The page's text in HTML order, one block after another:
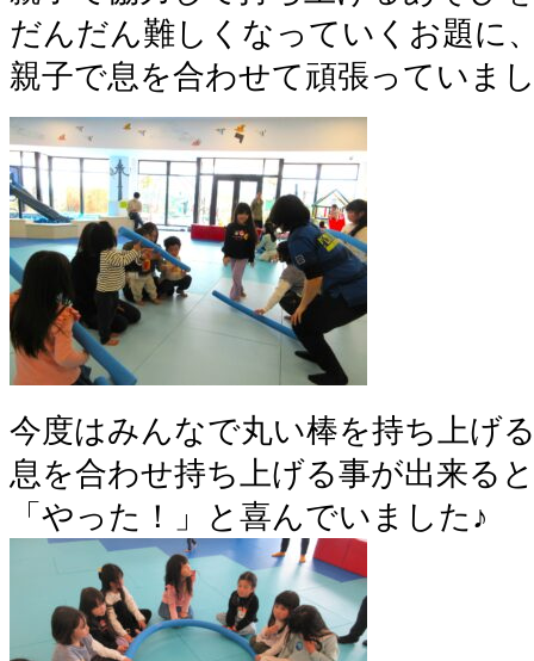
だんだん難しくなっていくお題に
親子で息を合わせて頑張っていま
今度はみんなで丸い棒を持ち上げ
息を合わせ持ち上げる事が出来る
「やった！」と喜んでいました♪